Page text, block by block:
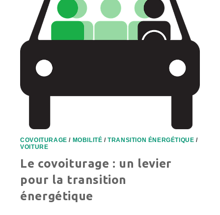
COVOITURAGE / MOBILITÉ /TRANSITION ÉNERGÉTIQUE /
VOITURE
Le covoiturage : un levier
pour la transition
énergétique